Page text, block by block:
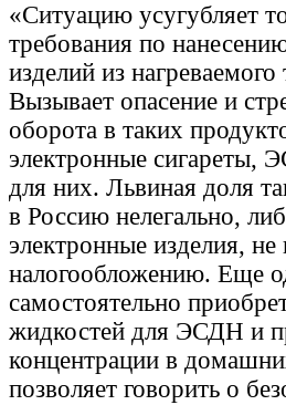
«Ситуацию усугубляет
требования по
изделий из
Вызывает опасение и
оборота в таких
электронные сигареты,
для них. Львиная доля
в Россию нелегально,
электронные изделия,
налогообложению. Еще
самостоятельно
жидкостей для ЭСДН и
концентрации в
позволяет говорить о